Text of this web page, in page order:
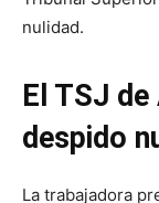
nulidad.
El TSJ
despido
La trabajadora